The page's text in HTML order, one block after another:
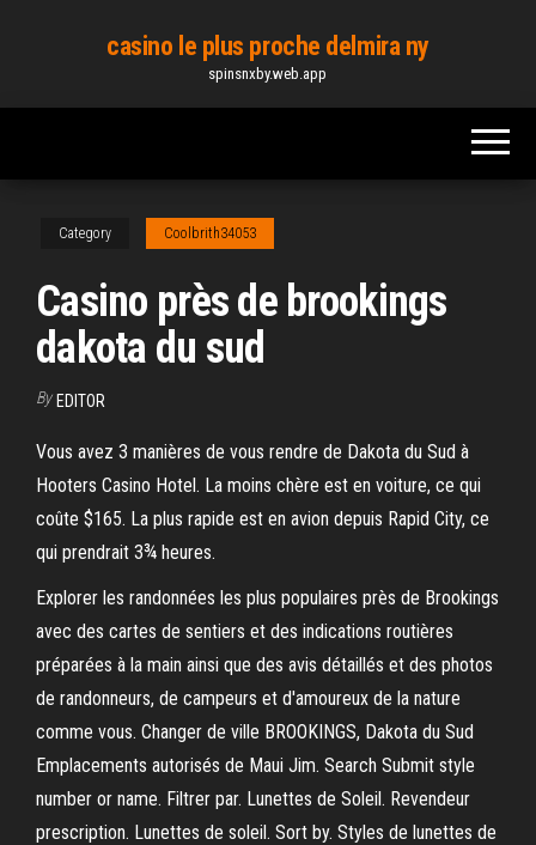
content
casino le plus proche delmira ny
spinsnxby.web.app
Category Coolbrith34053
Casino près de brookings
dakota du sud
By EDITOR
Vous avez 3 manières de vous rendre de Dakota du Sud à
Hooters Casino Hotel. La moins chère est en voiture, ce qui
coûte $165. La plus rapide est en avion depuis Rapid City, ce
qui prendrait 3¾ heures.
Explorer les randonnées les plus populaires près de Brookings
avec des cartes de sentiers et des indications routières
préparées à la main ainsi que des avis détaillés et des photos
de randonneurs, de campeurs et d'amoureux de la nature
comme vous. Changer de ville BROOKINGS, Dakota du Sud
Emplacements autorisés de Maui Jim. Search Submit style
number or name. Filtrer par. Lunettes de Soleil. Revendeur
prescription. Lunettes de soleil. Sort by. Styles de lunettes de